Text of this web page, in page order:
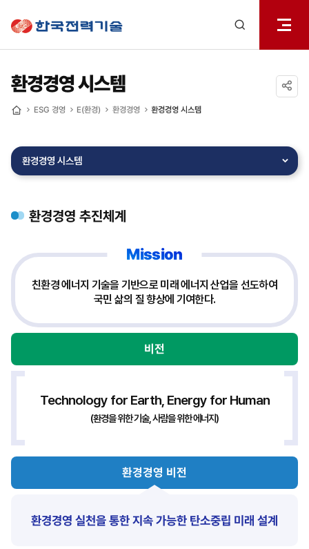
열기
환경경영 시스템
ESG 경영 E(환경) 환경경영 환경경영 시스템
환경경영 시스템
환경경영 추진체계
Mission
친환경 에너지 기술을 기반으로 미래 에너지 산업을 선도하여
국민 삶의 질 향상에 기여한다.
환경경영
비전
Technology for Earth, Energy for Human
(환경을 위한 기술, 사람을 위한 에너지)
환경경영 비전
환경경영 실천을 통한 지속 가능한 탄소중립 미래 설계